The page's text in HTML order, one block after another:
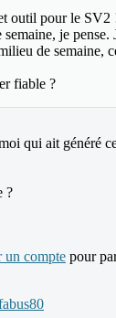
outil pour le SV2
semaine, je
de semaine,
fiable ?
qui ait généré
?
un compte pour